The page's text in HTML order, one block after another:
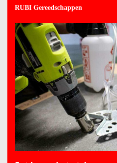
RUBI Gereedschappen